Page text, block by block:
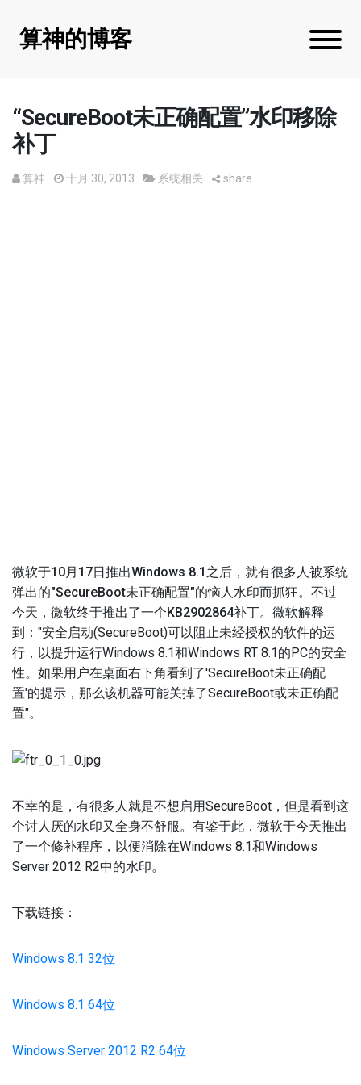
算神的博客
“SecureBoot未正确配置”水印移除
补丁
算神 十月 30, 2013 系统相关 share
微软于10月17日推出Windows 8.1之后，就有很多人被系统
弹出的"SecureBoot未正确配置"的恼人水印而抓狂。不过
今天，微软终于推出了一个KB2902864补丁。 微软解释
到："安全启动(SecureBoot)可以阻止未经授权的软件的运
行，以提升运行Windows 8.1和Windows RT 8.1的PC的安全
性。如果用户在桌面右下角看到了'SecureBoot未正确配
置'的提示，那么该机器可能关掉了SecureBoot或未正确配
置"。
不幸的是，有很多人就是不想启用SecureBoot，但是看到这
个讨人厌的水印又全身不舒服。有鉴于此，微软于今天推出
了一个修补程序，以便消除在Windows 8.1和Windows
Server 2012 R2中的水印。
下载链接：
Windows 8.1 32位
Windows 8.1 64位
Windows Server 2012 R2 64位